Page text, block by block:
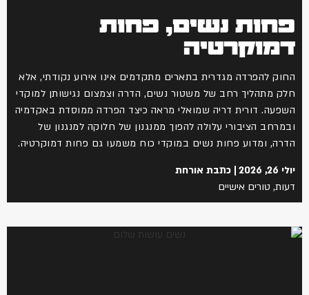
פחות נשים, פחות
דמוקרטיה
החוק להפרדה מגדרית בתארים מתקדמים אינו אירוע נקודתי, אלא
חלק מתהליך רחב של משטור נשים, הדרה וצמצום נגישותן למוקדי
השפעה. דורית דריה שמואלי מראה כיצד הפרדה ממוסדת באקדמיה
ובמרחב הציבורי עלולה להפוך ממנגנון של חלוקה למנגנון של
הדרה, ומדוע פחות נשים במוקדי כוח משמעו גם פחות דמוקרטיה.
יולי 26, 2026
כתבת אורחת
דעות, טורים אישיים